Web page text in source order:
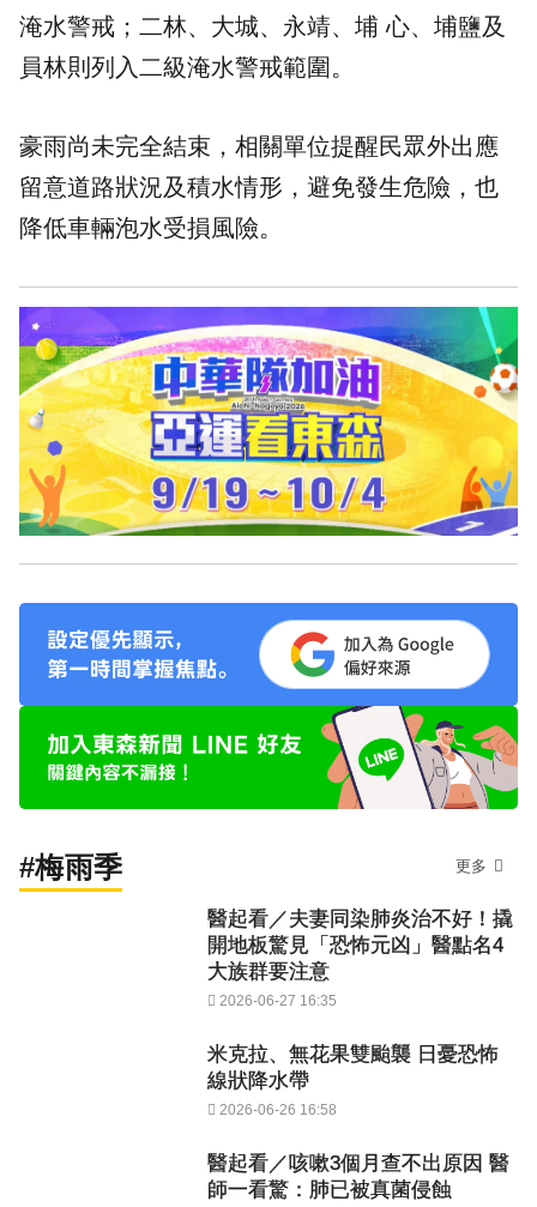
淹水警戒；二林、大城、永靖、埔 心、埔鹽及
員林則列入二級淹水警戒範圍。
豪雨尚未完全結束，相關單位提醒民眾外出應
留意道路狀況及積水情形，避免發生危險，也
降低車輛泡水受損風險。
#梅雨季 更多
醫起看／夫妻同染肺炎治不好！撬
開地板驚見「恐怖元凶」醫點名4
大族群要注意
2026-06-27 16:35
米克拉、無花果雙颱襲 日憂恐怖
線狀降水帶
2026-06-26 16:58
醫起看／咳嗽3個月查不出原因 醫
師一看驚：肺已被真菌侵蝕